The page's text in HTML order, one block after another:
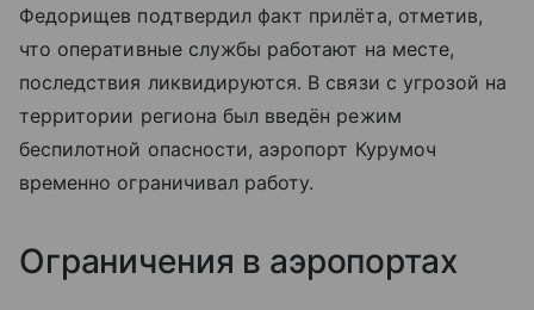
Федорищев подтвердил факт прилёта, отметив,
что оперативные службы работают на месте,
последствия ликвидируются. В связи с угрозой на
территории региона был введён режим
беспилотной опасности, аэропорт Курумоч
временно ограничивал работу.
Ограничения в аэропортах